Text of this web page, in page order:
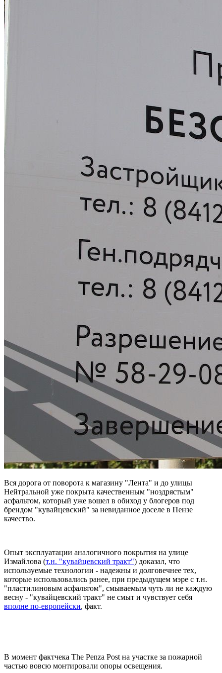
Вся дорога от поворота к магазину "Лента" и до улицы
Нейтральной уже покрыта качественным "ноздрястым"
асфальтом, который уже вошел в обиход у блогеров под
брендом "кувайцевский" за невиданное доселе в Пензе
качество.
Опыт эксплуатации аналогичного покрытия на улице
Измайлова (т.н. "кувайцевский тракт") доказал, что
используемые технологии - надежны и долговечнее тех,
которые использовались ранее, при предыдущем мэре с т.н.
"пластилиновым асфальтом", смываемым чуть ли не каждую
весну - "кувайцевский тракт" не смыт и чувствует себя
вполне по-европейски, факт.
В момент фактчека The Penza Post на участке за пожарной
частью вовсю монтировали опоры освещения.